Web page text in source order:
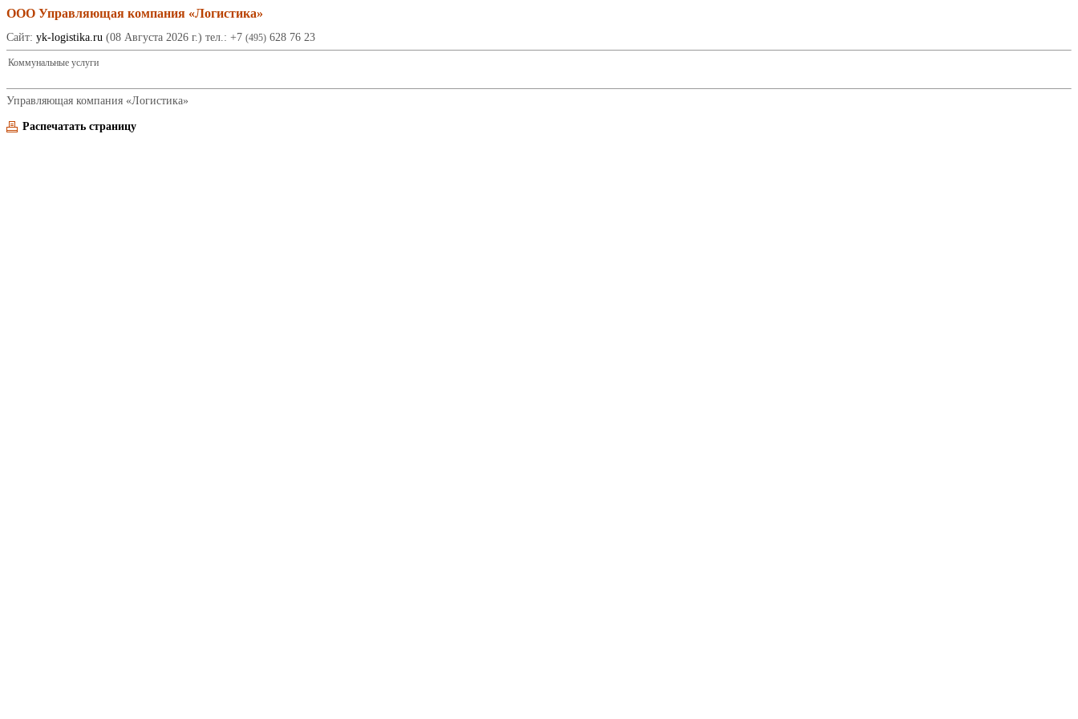
ООО Управляющая компания «Логистика»
Сайт: yk-logistika.ru (08 Августа 2026 г.) тел.: +7 (495) 628 76 23
Коммунальные услуги
Управляющая компания «Логистика»
Распечатать страницу